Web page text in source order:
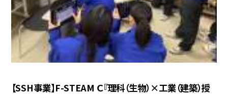
【SSH事業】F-STEAM Ｃ『理科（生物）×工業（建築）授